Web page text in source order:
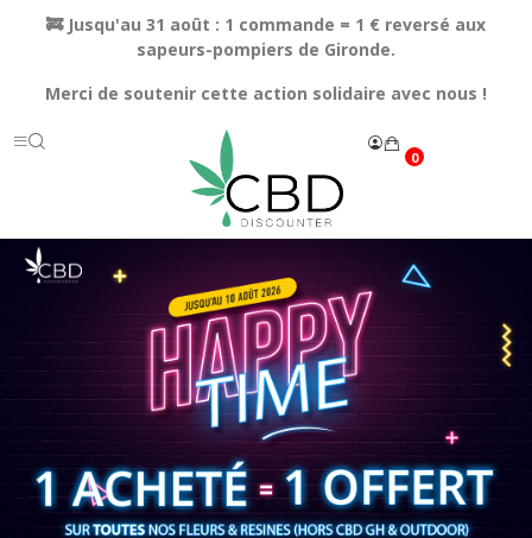
🚒 Jusqu'au 31 août : 1 commande = 1 € reversé aux
sapeurs-pompiers de Gironde.
Merci de soutenir cette action solidaire avec nous !
0